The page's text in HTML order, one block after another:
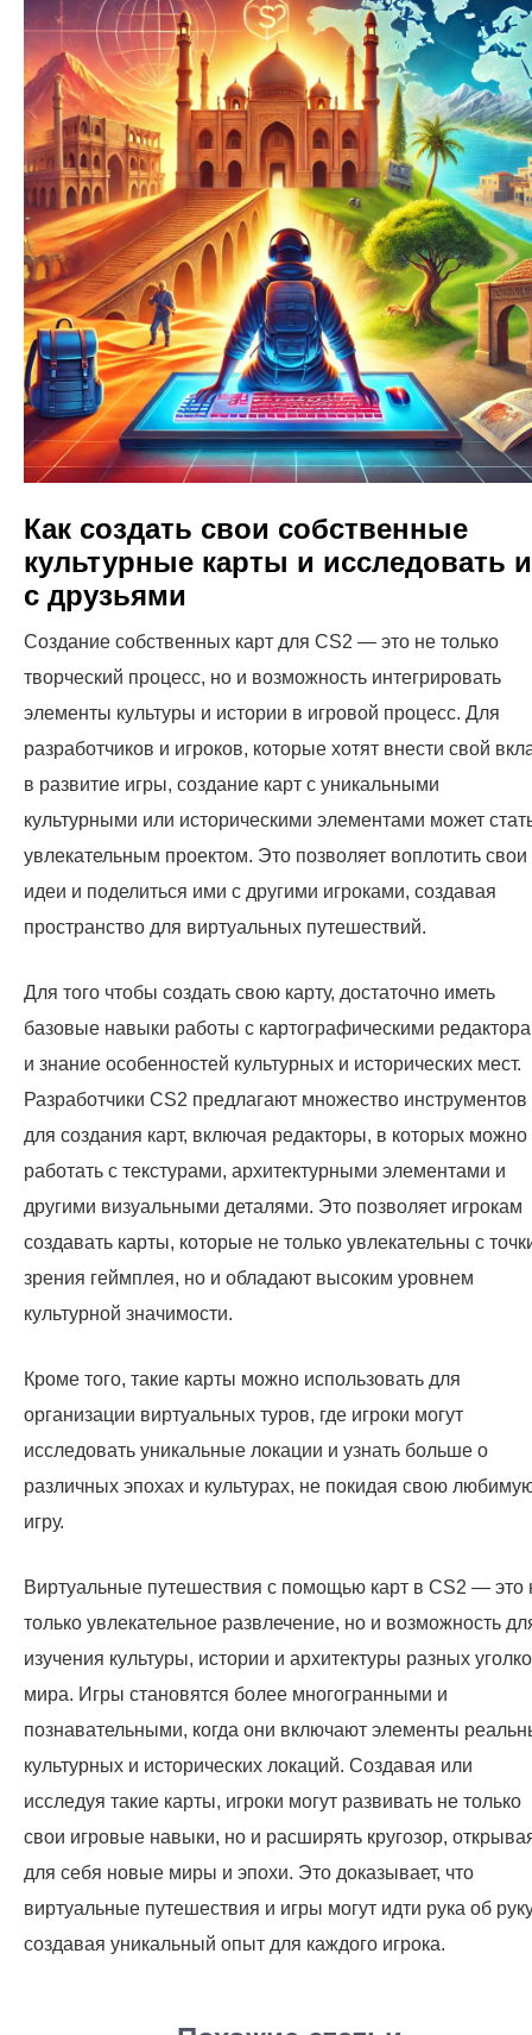
Как создать свои собственные
культурные карты и исследовать
с друзьями
Создание собственных карт для CS2 — это не только
творческий процесс, но и возможность интегрировать
элементы культуры и истории в игровой процесс. Для
разработчиков и игроков, которые хотят внести свой
в развитие игры, создание карт с уникальными
культурными или историческими элементами может
увлекательным проектом. Это позволяет воплотить свои
идеи и поделиться ими с другими игроками, создавая
пространство для виртуальных путешествий.
Для того чтобы создать свою карту, достаточно иметь
базовые навыки работы с картографическими
и знание особенностей культурных и исторических мест.
Разработчики CS2 предлагают множество инструментов
для создания карт, включая редакторы, в которых можно
работать с текстурами, архитектурными элементами и
другими визуальными деталями. Это позволяет игрокам
создавать карты, которые не только увлекательны с
зрения геймплея, но и обладают высоким уровнем
культурной значимости.
Кроме того, такие карты можно использовать для
организации виртуальных туров, где игроки могут
исследовать уникальные локации и узнать больше о
различных эпохах и культурах, не покидая свою
игру.
Виртуальные путешествия с помощью карт в CS2 — это
только увлекательное развлечение, но и возможность
изучения культуры, истории и архитектуры разных
мира. Игры становятся более многогранными и
познавательными, когда они включают элементы
культурных и исторических локаций. Создавая или
исследуя такие карты, игроки могут развивать не только
свои игровые навыки, но и расширять кругозор,
для себя новые миры и эпохи. Это доказывает, что
виртуальные путешествия и игры могут идти рука об
создавая уникальный опыт для каждого игрока.